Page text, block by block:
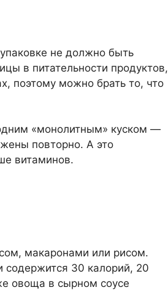
не должно быть
в питательности продуктов,
поэтому можно брать то, что
«монолитным» куском —
повторно. А это
витаминов.
макаронами или рисом.
содержится 30 калорий, 20
овоща в сырном соусе